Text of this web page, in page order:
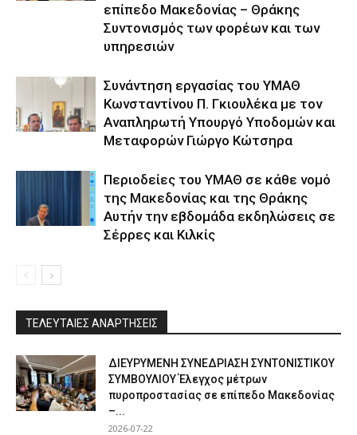
επίπεδο Μακεδονίας – Θράκης
Συντονισμός των φορέων και των
υπηρεσιών
Συνάντηση εργασίας του ΥΜΑΘ
Κωνσταντίνου Π. Γκιουλέκα με τον
Αναπληρωτή Υπουργό Υποδομών και
Μεταφορών Γιώργο Κώτσηρα
Περιοδείες του ΥΜΑΘ σε κάθε νομό
της Μακεδονίας και της Θράκης
Αυτήν την εβδομάδα εκδηλώσεις σε
Σέρρες και Κιλκίς
ΤΕΛΕΥΤΑΙΕΣ ΑΝΑΡΤΗΣΕΙΣ
ΔΙΕΥΡΥΜΕΝΗ ΣΥΝΕΔΡΙΑΣΗ ΣΥΝΤΟΝΙΣΤΙΚΟΥ
ΣΥΜΒΟΥΛΙΟΥ Έλεγχος μέτρων
πυροπροστασίας σε επίπεδο Μακεδονίας
–...
2026-07-22